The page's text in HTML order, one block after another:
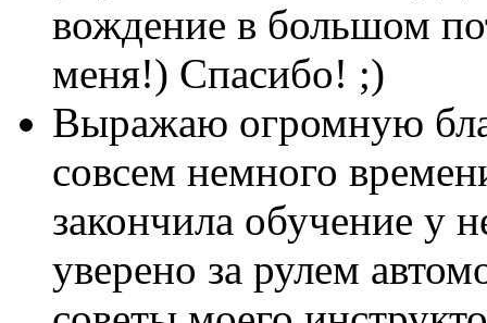
вождение в большом
меня!) Спасибо! ;)
Выражаю огромную
совсем немного
закончила обучение у
уверено за рулем